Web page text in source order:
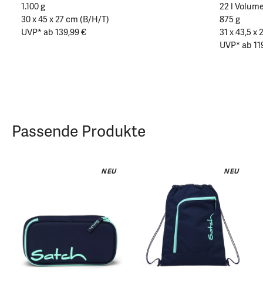
1.100 g
30 x 45 x 27 cm (B/H/T)
UVP* ab 139,99 €
22 l
875 g
31 x 43,5 x
UVP* ab
Passende Produkte
NEU NEU